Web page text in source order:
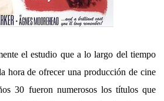
el estudio que a lo largo del tiempo
hora de ofrecer una producción de cine
30 fueron numerosos los títulos que